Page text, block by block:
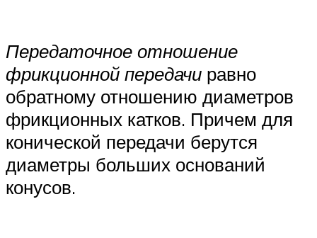
Передаточное отношение
фрикционной передачи равно
обратному отношению диаметров
фрикционных катков. Причем для
конической передачи берутся
диаметры больших оснований
конусов.